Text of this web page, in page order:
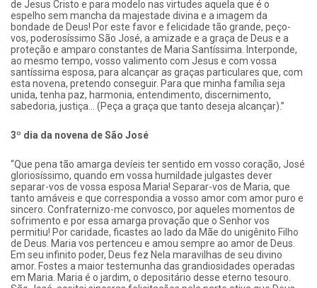
de Jesus Cristo e para modelo nas virtudes aquela que é o
espelho sem mancha da majestade divina e a imagem da
bondade de Deus! Por este favor e felicidade tão grande, peço-
vos, poderosíssimo São José, a amizade e a graça de Deus e a
proteção e amparo constantes de Maria Santíssima. Interponde,
ao mesmo tempo, vosso valimento com Jesus e com vossa
santíssima esposa, para alcançar as graças particulares que, com
esta novena, pretendo conseguir. Para que minha família seja
unida, tenha paz, harmonia, entendimento, discernimento,
sabedoria, justiça… (Peça a graça que tanto deseja alcançar).”
3º dia da novena de São José
“Que pena tão amarga devíeis ter sentido em vosso coração, José
gloriosíssimo, quando em vossa humildade julgastes dever
separar-vos de vossa esposa Maria! Separar-vos de Maria, que
tanto amáveis e que correspondia a vosso amor com amor puro e
sincero. Confraternizo-me convosco, por aqueles momentos de
sofrimento e por essa amarga provação que o Senhor vos
permitiu! Por caridade, ficastes ao lado da Mãe do unigênito Filho
de Deus. Maria vos pertenceu e amou sempre ao amor de Deus.
Em seu infinito poder, Deus fez Nela maravilhas de seu divino
amor. Fostes a maior testemunha das grandiosidades operadas
em Maria. Maria é o jardim, o depositário desse eterno tesouro.